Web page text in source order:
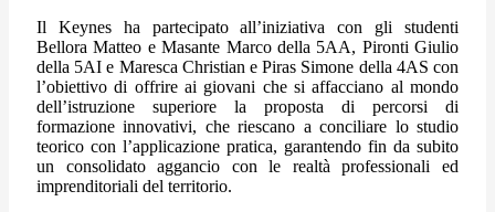
Il Keynes ha partecipato all’iniziativa con gli studenti
Bellora Matteo e Masante Marco della 5AA, Pironti Giulio
della 5AI e Maresca Christian e Piras Simone della 4AS con
l’obiettivo di offrire ai giovani che si affacciano al mondo
dell’istruzione superiore la proposta di percorsi di
formazione innovativi, che riescano a conciliare lo studio
teorico con l’applicazione pratica, garantendo fin da subito
un consolidato aggancio con le realtà professionali ed
imprenditoriali del territorio.